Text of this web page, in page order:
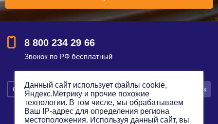
8 800 234 29 66
Звонок по РФ бесплатный
Смотреть на карте Оставить заявку Заказать звонок
Данный сайт использует файлы cookie,
Яндекс.Метрику и прочие похожие
технологии. В том числе, мы обрабатываем
Ваш IP-адрес для определения региона
местоположения. Используя данный сайт, вы